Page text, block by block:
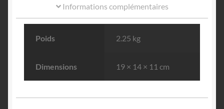
Informations complémentaires
Poids 2.25 kg
Dimensions 19 × 14 × 11 cm